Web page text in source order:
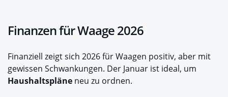
Finanzen für Waage 2026
Finanziell zeigt sich 2026 für Waagen positiv, aber mit
gewissen Schwankungen. Der Januar ist ideal, um
Haushaltspläne neu zu ordnen.